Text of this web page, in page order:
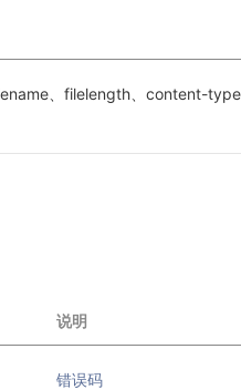
、filelength、content-
说明
错误码